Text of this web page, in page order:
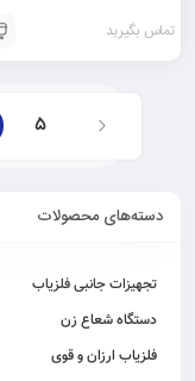
تماس بگیرید
5
دسته‌های محصولات
تجهیزات جانبی فلزیاب
دستگاه شعاع زن
فلزیاب ارزان و قوی